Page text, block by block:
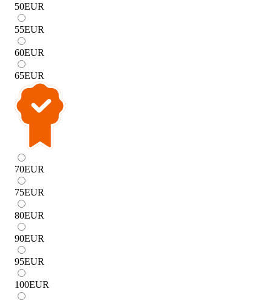
50EUR
55EUR
60EUR
65EUR
70EUR
75EUR
80EUR
90EUR
95EUR
100EUR